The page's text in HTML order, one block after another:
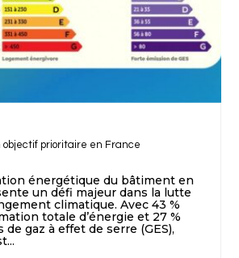
objectif prioritaire en France
énergétique du bâtiment en
un défi majeur dans la lutte
climatique. Avec 43 %
totale d’énergie et 27 %
de gaz à effet de serre (GES),